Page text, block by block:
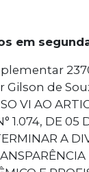
em
Gilson de
VI AO
1.074, DE 05
A